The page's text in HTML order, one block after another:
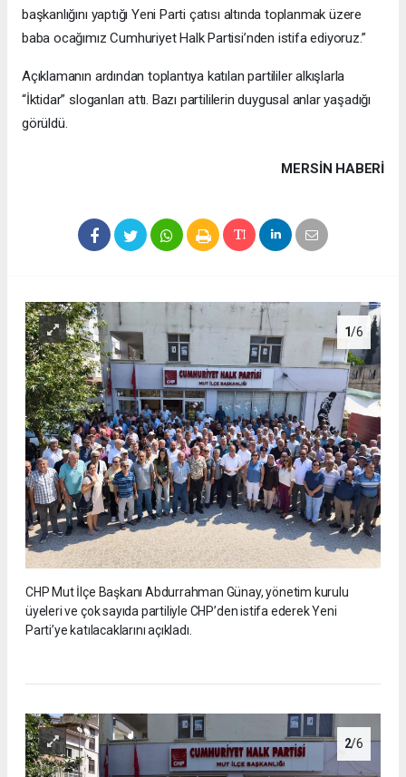
başkanlığını yaptığı Yeni Parti çatısı altında toplanmak üzere
baba ocağımız Cumhuriyet Halk Partisi’nden istifa ediyoruz.”
Açıklamanın ardından toplantıya katılan partililer alkışlarla
“İktidar” sloganları attı. Bazı partililerin duygusal anlar yaşadığı
görüldü.
MERSIN HABERİ
1/6
CHP Mut İlçe Başkanı Abdurrahman Günay, yönetim kurulu
üyeleri ve çok sayıda partiliyle CHP’den istifa ederek Yeni
Parti’ye katılacaklarını açıkladı.
2/6